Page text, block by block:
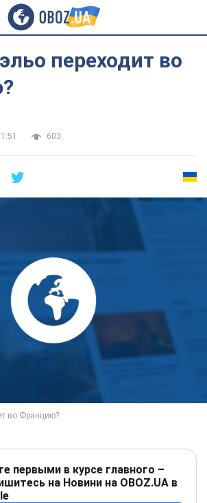
переходит во
603
первыми в курсе главного –
на Новини на OBOZ.UA в